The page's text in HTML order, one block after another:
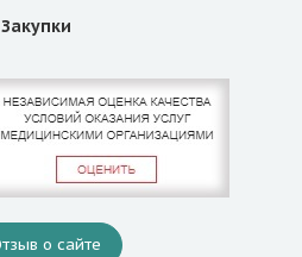
Закупки
о сайте